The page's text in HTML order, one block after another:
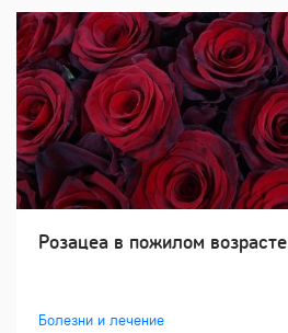
Розацеа в пожилом возрасте
Болезни и лечение